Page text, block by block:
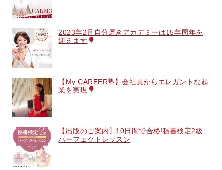
2023年2月自分磨きアカデミーは15年周年を
迎えます
【My CAREER塾】会社員からエレガントな起
業を実現
【出版のご案内】10日間で合格!秘書検定2級
パーフェクトレッスン